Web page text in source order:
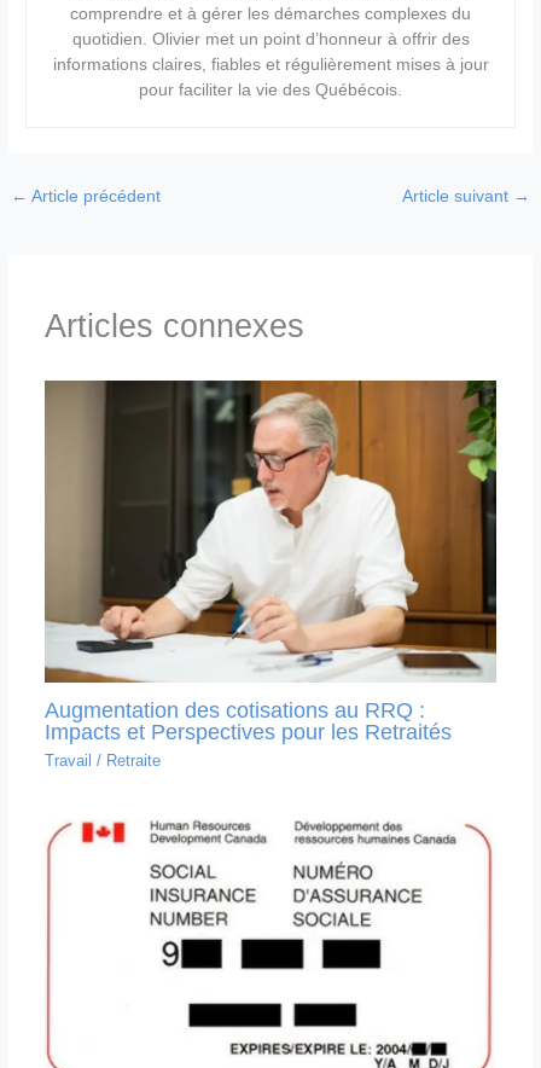
comprendre et à gérer les démarches complexes du
quotidien. Olivier met un point d’honneur à offrir des
informations claires, fiables et régulièrement mises à jour
pour faciliter la vie des Québécois.
← Article précédent Article suivant →
Articles connexes
Augmentation des cotisations au RRQ :
Impacts et Perspectives pour les Retraités
Travail / Retraite